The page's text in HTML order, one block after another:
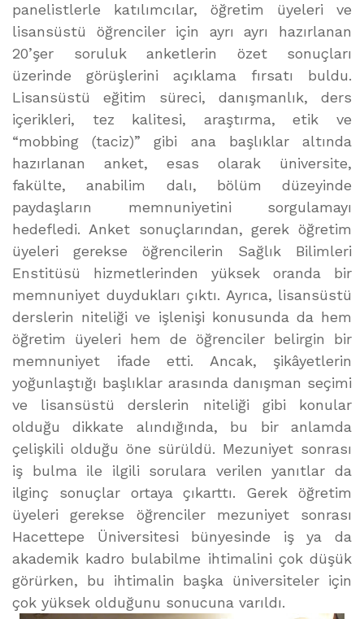
panelistlerle katılımcılar, öğretim üyeleri ve
lisansüstü öğrenciler için ayrı ayrı hazırlanan
20’şer soruluk anketlerin özet sonuçları
üzerinde görüşlerini açıklama fırsatı buldu.
Lisansüstü eğitim süreci, danışmanlık, ders
içerikleri, tez kalitesi, araştırma, etik ve
“mobbing (taciz)” gibi ana başlıklar altında
hazırlanan anket, esas olarak üniversite,
fakülte, anabilim dalı, bölüm düzeyinde
paydaşların memnuniyetini sorgulamayı
hedefledi. Anket sonuçlarından, gerek öğretim
üyeleri gerekse öğrencilerin Sağlık Bilimleri
Enstitüsü hizmetlerinden yüksek oranda bir
memnuniyet duydukları çıktı. Ayrıca, lisansüstü
derslerin niteliği ve işlenişi konusunda da hem
öğretim üyeleri hem de öğrenciler belirgin bir
memnuniyet ifade etti. Ancak, şikâyetlerin
yoğunlaştığı başlıklar arasında danışman seçimi
ve lisansüstü derslerin niteliği gibi konular
olduğu dikkate alındığında, bu bir anlamda
çelişkili olduğu öne sürüldü. Mezuniyet sonrası
iş bulma ile ilgili sorulara verilen yanıtlar da
ilginç sonuçlar ortaya çıkarttı. Gerek öğretim
üyeleri gerekse öğrenciler mezuniyet sonrası
Hacettepe Üniversitesi bünyesinde iş ya da
akademik kadro bulabilme ihtimalini çok düşük
görürken, bu ihtimalin başka üniversiteler için
çok yüksek olduğunu sonucuna varıldı.